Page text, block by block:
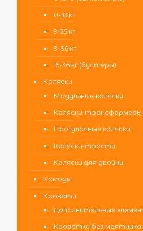
0-18 кг
9-25 кг
9-36 кг
15-36 кг (бустеры)
Коляски
Модульные коляски
Коляски-трансформеры
Прогулочные коляски
Коляски-трости
Коляски для двойни
Комоды
Кровати
Дополнительные
Кроватки без маятника